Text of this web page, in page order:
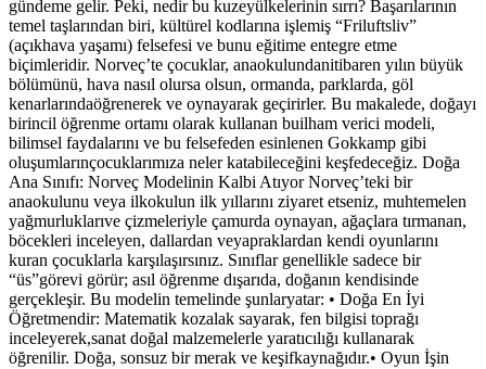
gündeme gelir. Peki, nedir bu kuzeyülkelerinin sırrı? Başarılarının
temel taşlarından biri, kültürel kodlarına işlemiş “Friluftsliv”
(açıkhava yaşamı) felsefesi ve bunu eğitime entegre etme
biçimleridir. Norveç’te çocuklar, anaokulundanitibaren yılın büyük
bölümünü, hava nasıl olursa olsun, ormanda, parklarda, göl
kenarlarındaöğrenerek ve oynayarak geçirirler. Bu makalede, doğayı
birincil öğrenme ortamı olarak kullanan builham verici modeli,
bilimsel faydalarını ve bu felsefeden esinlenen Gokkamp gibi
oluşumlarınçocuklarımıza neler katabileceğini keşfedeceğiz. Doğa
Ana Sınıfı: Norveç Modelinin Kalbi Atıyor Norveç’teki bir
anaokulunu veya ilkokulun ilk yıllarını ziyaret etseniz, muhtemelen
yağmurluklarıve çizmeleriyle çamurda oynayan, ağaçlara tırmanan,
böcekleri inceleyen, dallardan veyapraklardan kendi oyunlarını
kuran çocuklarla karşılaşırsınız. Sınıflar genellikle sadece bir
“üs”görevi görür; asıl öğrenme dışarıda, doğanın kendisinde
gerçekleşir. Bu modelin temelinde şunlaryatar: • Doğa En İyi
Öğretmendir: Matematik kozalak sayarak, fen bilgisi toprağı
inceleyerek,sanat doğal malzemelerle yaratıcılığı kullanarak
öğrenilir. Doğa, sonsuz bir merak ve keşifkaynağıdır.• Oyun İşin